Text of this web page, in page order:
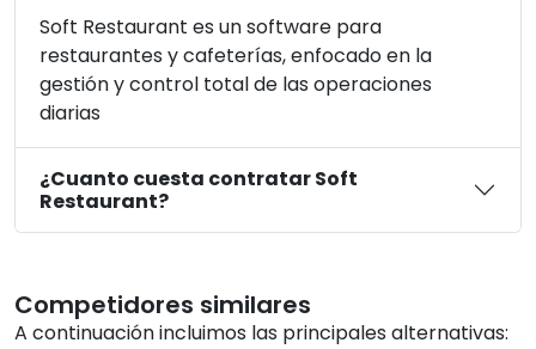
Soft Restaurant es un software para
restaurantes y cafeterías, enfocado en la
gestión y control total de las operaciones
diarias
¿Cuanto cuesta contratar Soft
Restaurant?
Competidores similares
A continuación incluimos las principales alternativas: